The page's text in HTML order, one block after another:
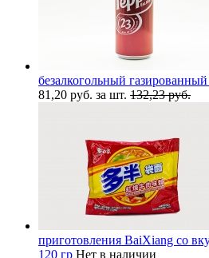
безалкогольный
81,20 руб. за шт. 132,23 руб.
приготовления BaiXiang со
120 гр Нет в наличии